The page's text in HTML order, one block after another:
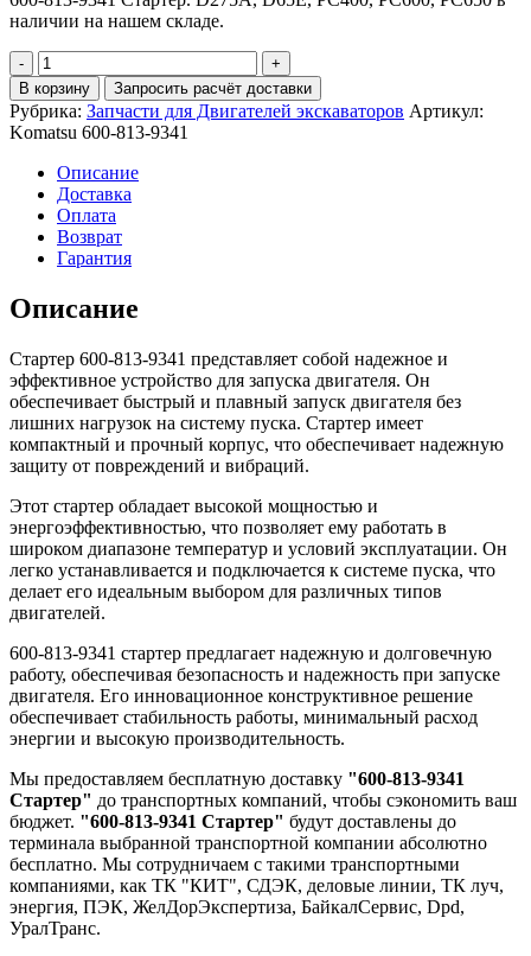
наличии на нашем складе.
Количество
600-
813-
9341
Стартер
В корзину Запросить расчёт доставки
Рубрика: Запчасти для Двигателей экскаваторов Артикул:
Komatsu 600-813-9341
Описание
Доставка
Оплата
Возврат
Гарантия
Описание
Стартер 600-813-9341 представляет собой надежное и
эффективное устройство для запуска двигателя. Он
обеспечивает быстрый и плавный запуск двигателя без
лишних нагрузок на систему пуска. Стартер имеет
компактный и прочный корпус, что обеспечивает надежную
защиту от повреждений и вибраций.
Этот стартер обладает высокой мощностью и
энергоэффективностью, что позволяет ему работать в
широком диапазоне температур и условий эксплуатации. Он
легко устанавливается и подключается к системе пуска, что
делает его идеальным выбором для различных типов
двигателей.
600-813-9341 стартер предлагает надежную и долговечную
работу, обеспечивая безопасность и надежность при запуске
двигателя. Его инновационное конструктивное решение
обеспечивает стабильность работы, минимальный расход
энергии и высокую производительность.
Мы предоставляем бесплатную доставку "600-813-9341
Стартер" до транспортных компаний, чтобы сэкономить ваш
бюджет. "600-813-9341 Стартер" будут доставлены до
терминала выбранной транспортной компании абсолютно
бесплатно. Мы сотрудничаем с такими транспортными
компаниями, как ТК "КИТ", СДЭК, деловые линии, ТК луч,
энергия, ПЭК, ЖелДорЭкспертиза, БайкалСервис, Dpd,
УралТранс.